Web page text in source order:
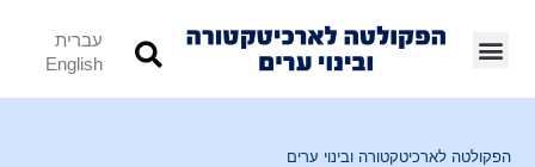
עברית
English
הפקולטה לארכיטקטורה ובינוי ערים